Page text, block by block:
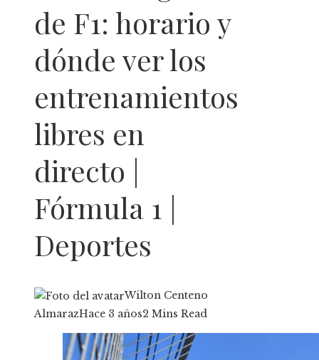
de F1: horario y
dónde ver los
entrenamientos
libres en
directo |
Fórmula 1 |
Deportes
Wilton Centeno
AlmarazHace 3 años2 Mins Read